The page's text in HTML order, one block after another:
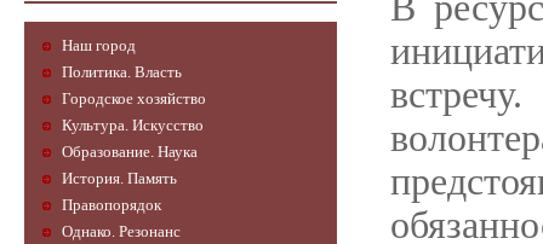
Наш город
Политика. Власть
Городское хозяйство
Культура. Искусство
Образование. Наука
История. Память
Правопорядок
Однако. Резонанс